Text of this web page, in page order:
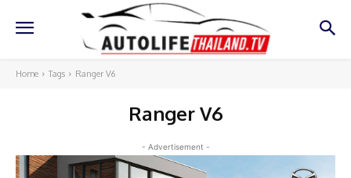
Home Tags Ranger V6
Ranger V6
- Advertisement -